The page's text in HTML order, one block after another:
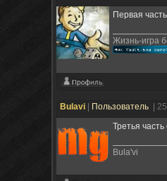
Первая
Жизнь-игра
Bulavi Пользователь
|
Третья
Bula'vi